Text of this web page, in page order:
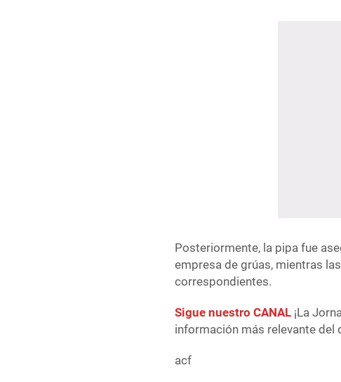
Posteriormente, la pipa fue
empresa de grúas, mientras
correspondientes.
Sigue nuestro CANAL ¡La
información más relevante del
acf